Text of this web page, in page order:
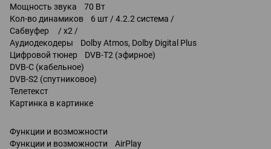
Мощность звука 70 Вт
Кол-во динамиков 6 шт / 4.2.2 система /
Сабвуфер / x2 /
Аудиодекодеры Dolby Atmos, Dolby Digital Plus
Цифровой тюнер DVB-T2 (эфирное)
DVB-C (кабельное)
DVB-S2 (спутниковое)
Телетекст
Картинка в картинке
Функции и возможности
Функции и возможности AirPlay